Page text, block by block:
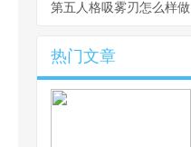
第五人格吸雾刃怎么样做
热门文章